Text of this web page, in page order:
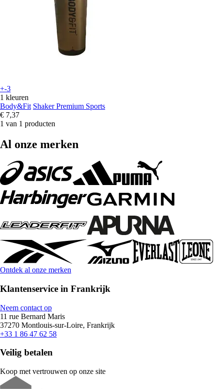
+-3
1 kleuren
Body&Fit Shaker Premium Sports
€ 7,37
1 van 1 producten
Al onze merken
Ontdek al onze merken
Klantenservice in Frankrijk
Neem contact op
11 rue Bernard Maris
37270 Montlouis-sur-Loire, Frankrijk
+33 1 86 47 62 58
Veilig betalen
Koop met vertrouwen op onze site